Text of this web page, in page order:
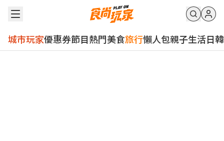
城市玩家優惠券節目熱門美食旅行懶人包親子生活日韓